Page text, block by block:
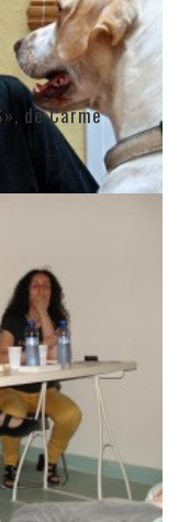
de Carme